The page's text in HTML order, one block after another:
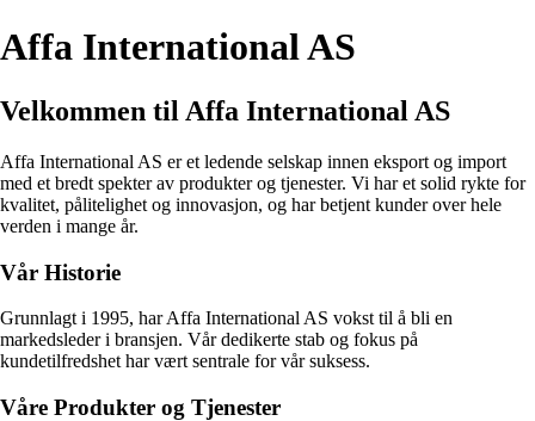
Affa International AS
Velkommen til Affa International AS
Affa International AS er et ledende selskap innen eksport og import
med et bredt spekter av produkter og tjenester. Vi har et solid rykte for
kvalitet, pålitelighet og innovasjon, og har betjent kunder over hele
verden i mange år.
Vår Historie
Grunnlagt i 1995, har Affa International AS vokst til å bli en
markedsleder i bransjen. Vår dedikerte stab og fokus på
kundetilfredshet har vært sentrale for vår suksess.
Våre Produkter og Tjenester